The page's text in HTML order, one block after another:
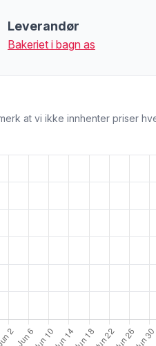
Leverandør
Bakeriet i bagn as
at vi ikke innhenter priser